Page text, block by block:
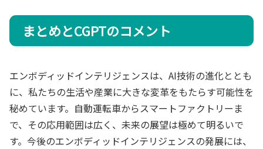
まとめとCGPTのコメント
エンボディッドインテリジェンスは、AI技術の進化ととも
に、私たちの生活や産業に大きな変革をもたらす可能性を
秘めています。自動運転車からスマートファクトリーま
で、その応用範囲は広く、未来の展望は極めて明るいで
す。今後のエンボディッドインテリジェンスの発展には、